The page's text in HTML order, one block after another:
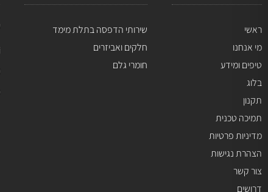
ראשי
מי אנחנו
טיפים ומידע
בלוג
תקנון
תמיכה טכנית
מדיניות פרטיות
הצהרת נגישות
צור קשר
דרושים
שירותי הדפסה בתלת מימד
חלקים ואביזרים
חומרי גלם